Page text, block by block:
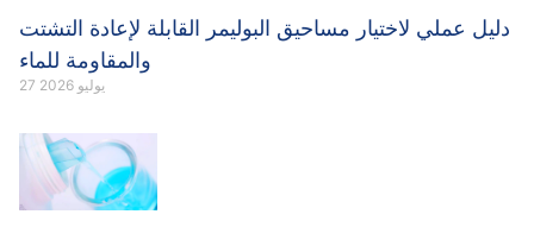
دليل عملي لاختيار مساحيق البوليمر القابلة لإعادة التشتت
والمقاومة للماء
27 يوليو 2026